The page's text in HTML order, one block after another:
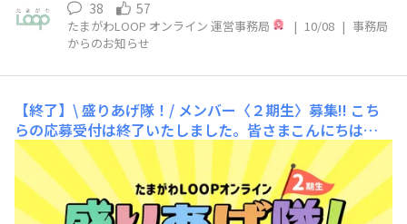
38 57
たまがわLOOP オンライン 運営事務局 | 10/08 | 事務局
からのお知らせ
【終了】\ 盛りあげ隊！/ メンバー〈２期生〉募集!! こち
らの応募受付は終了いたしました。皆さまこんにちは😊
たまがわLOOPオンライン運営事務局です。暑い、暑い夏
☀️も終わりに近づき、過ごしやすい季節の到来です！皆さ
まいかがお過ごしでいらっしゃいますか。今年３月より約
半年間、“盛りあげ隊！”１期生メンバーと事務局スタッ